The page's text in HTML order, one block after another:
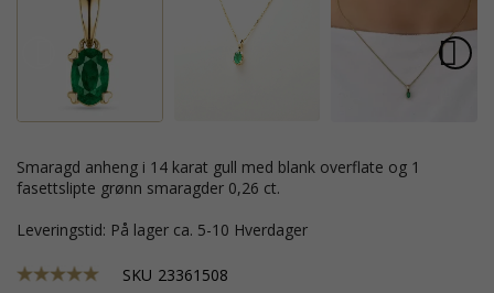
smaragd anheng i 14 karat gull med blank overflate og 1
fasettslipte grønn smaragder 0,26 ct.
Leveringstid: På lager ca. 5-10 Hverdager
SKU 23361508